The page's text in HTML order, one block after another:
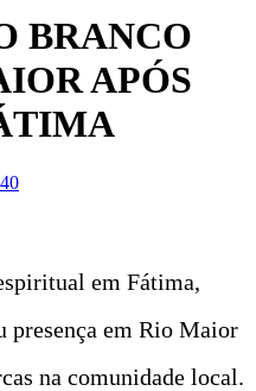
BRANCO
APÓS
0
em Fátima,
presença em Rio Maior
na comunidade local.